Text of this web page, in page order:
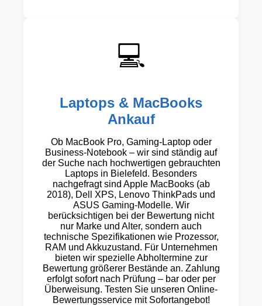
💻
Laptops & MacBooks
Ankauf
Ob MacBook Pro, Gaming-Laptop oder
Business-Notebook – wir sind ständig auf
der Suche nach hochwertigen gebrauchten
Laptops in Bielefeld. Besonders
nachgefragt sind Apple MacBooks (ab
2018), Dell XPS, Lenovo ThinkPads und
ASUS Gaming-Modelle. Wir
berücksichtigen bei der Bewertung nicht
nur Marke und Alter, sondern auch
technische Spezifikationen wie Prozessor,
RAM und Akkuzustand. Für Unternehmen
bieten wir spezielle Abholtermine zur
Bewertung größerer Bestände an. Zahlung
erfolgt sofort nach Prüfung – bar oder per
Überweisung. Testen Sie unseren Online-
Bewertungsservice mit Sofortangebot!